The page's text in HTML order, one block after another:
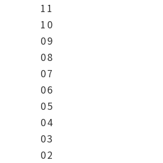
11
10
09
08
07
06
05
04
03
02